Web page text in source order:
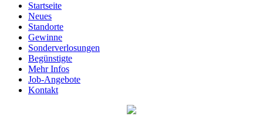
Startseite
Neues
Standorte
Gewinne
Sonderverlosungen
Begünstigte
Mehr Infos
Job-Angebote
Kontakt